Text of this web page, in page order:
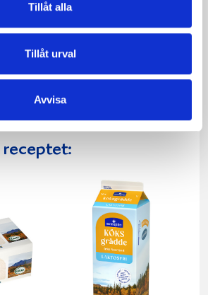
Tillåt alla
Tillåt urval
Avvisa
purjogryta
receptet: